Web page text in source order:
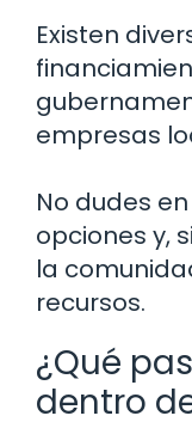
Existen
empresas
No dudes
opciones y,
la
recursos.
¿Qué
dentro